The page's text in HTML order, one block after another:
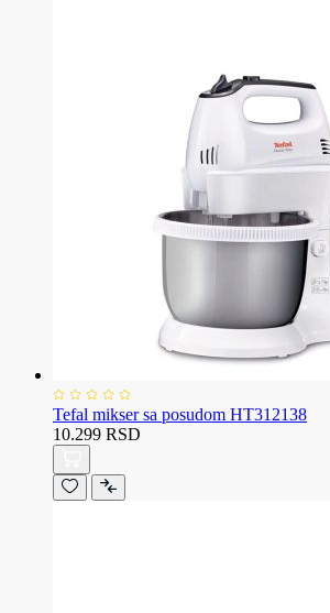
Tefal mikser sa posudom HT312138
10.299 RSD